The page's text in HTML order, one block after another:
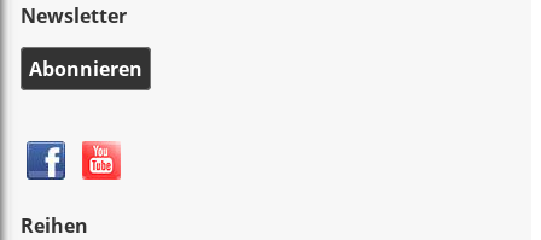
Newsletter
Abonnieren
Reihen